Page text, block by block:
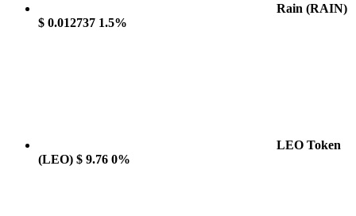
Rain (RAIN)
$ 0.012737 1.5%
LEO Token
(LEO) $ 9.76 0%